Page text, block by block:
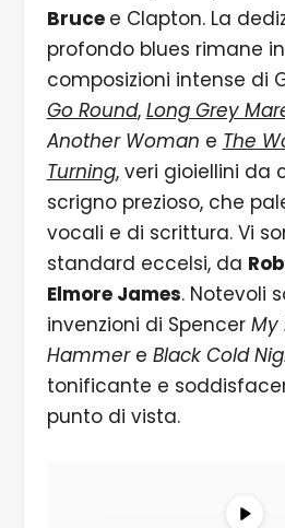
Bruce e Clapton. La
profondo blues rimane
composizioni intense di
Go Round, Long Grey
Another Woman e The
Turning, veri gioiellini da
scrigno prezioso, che
vocali e di scrittura. Vi
standard eccelsi, da
Elmore James. Notevoli
invenzioni di SpencerMy
Hammer e Black Cold
tonificante e
punto di vista.